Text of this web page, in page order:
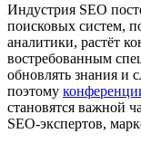
Индустрия SEO
поисковых систем,
аналитики, растёт
востребованным
обновлять знания и
поэтому
становятся важной
SEO-экспертов,